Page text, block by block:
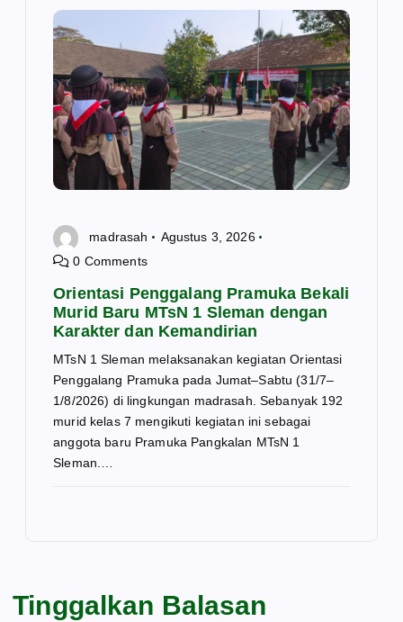
madrasah
Agustus 3, 2026
0 Comments
Orientasi Penggalang Pramuka Bekali
Murid Baru MTsN 1 Sleman dengan
Karakter dan Kemandirian
MTsN 1 Sleman melaksanakan kegiatan Orientasi
Penggalang Pramuka pada Jumat–Sabtu (31/7–
1/8/2026) di lingkungan madrasah. Sebanyak 192
murid kelas 7 mengikuti kegiatan ini sebagai
anggota baru Pramuka Pangkalan MTsN 1
Sleman.…
Tinggalkan Balasan